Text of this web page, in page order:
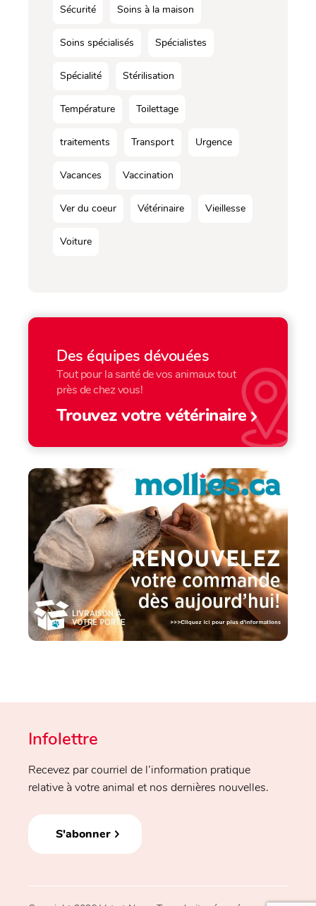
Sécurité Soins à la maison
Soins spécialisés Spécialistes
Spécialité Stérilisation
Température Toilettage
traitements Transport Urgence
Vacances Vaccination
Ver du coeur Vétérinaire Vieillesse
Voiture
Des équipes dévouées
Tout pour la santé de vos animaux tout
près de chez vous!
Trouvez votre vétérinaire
Infolettre
Recevez par courriel de l’information pratique
relative à votre animal et nos dernières nouvelles.
S'abonner